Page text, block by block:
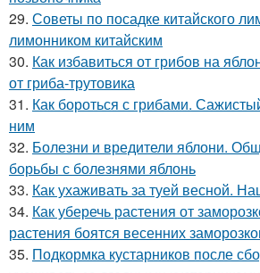
29. Советы по посадке китайского
лимонником китайским
30. Как избавиться от грибов на
от гриба-трутовика
31. Как бороться с грибами.
ним
32. Болезни и вредители яблони.
борьбы с болезнями яблонь
33. Как ухаживать за туей весной.
34. Как уберечь растения от
растения боятся весенних
35. Подкормка кустарников после